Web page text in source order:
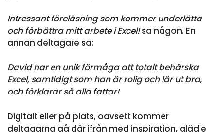
Intressant föreläsning som kommer underlätta
och förbättra mitt arbete i Excel!sa någon. En
annan deltagare sa:
David har en unik förmåga att totalt behärska
Excel, samtidigt som han är rolig och lär ut bra,
och förklarar så alla fattar!
Digitalt eller på plats, oavsett kommer
deltagarna gå där ifrån med inspiration, glädje